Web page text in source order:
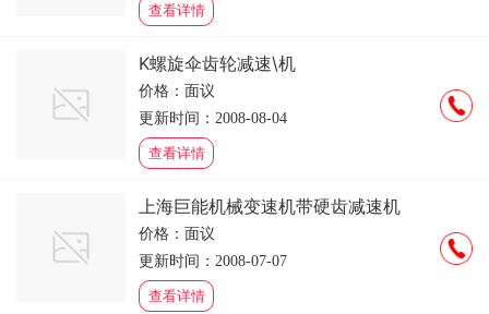
查看详情
K螺旋伞齿轮减速\机
价格：面议
更新时间：2008-08-04
查看详情
上海巨能机械变速机带硬齿减速机
价格：面议
更新时间：2008-07-07
查看详情